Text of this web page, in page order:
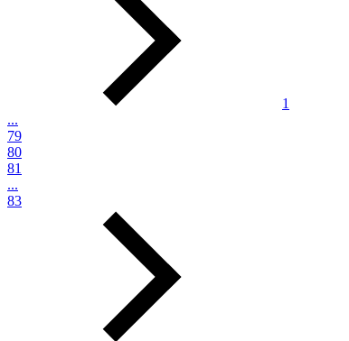
1
...
79
80
81
...
83